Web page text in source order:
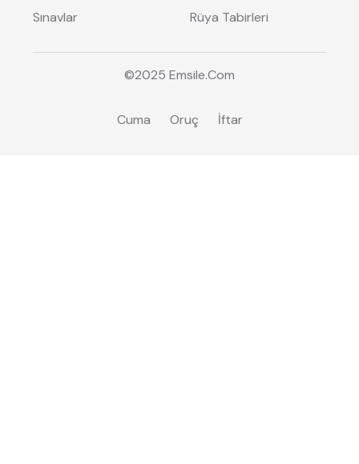
Sınavlar
Rüya Tabirleri
©2025 Emsile.Com
Cuma Oruç İftar